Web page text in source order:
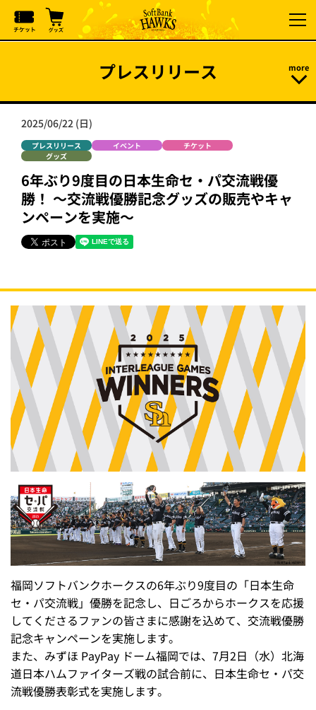
プレスリリース
2025/06/22 (日)
プレスリリース イベント
チケット
グッズ
6年ぶり9度目の日本生命セ・パ交流戦優
勝！ ～交流戦優勝記念グッズの販売やキャ
ンペーンを実施～
福岡ソフトバンクホークスの6年ぶり9度目の「日本生命
セ・パ交流戦」優勝を記念し、日ごろからホークスを応援
してくださるファンの皆さまに感謝を込めて、交流戦優勝
記念キャンペーンを実施します。
また、みずほ PayPay ドーム福岡では、7月2日（水）北海
道日本ハムファイターズ戦の試合前に、日本生命セ・パ交
流戦優勝表彰式を実施します。